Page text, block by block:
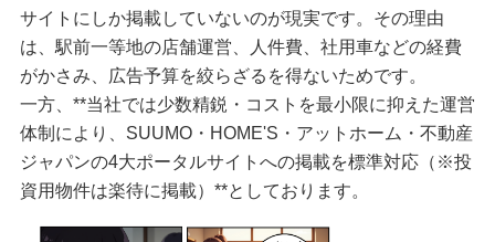
サイトにしか掲載していないのが現実です。その理由
は、駅前一等地の店舗運営、人件費、社用車などの経費
がかさみ、広告予算を絞らざるを得ないためです。
一方、**当社では少数精鋭・コストを最小限に抑えた運営
体制により、SUUMO・HOME'S・アットホーム・不動産
ジャパンの4大ポータルサイトへの掲載を標準対応（※投
資用物件は楽待に掲載）**としております。